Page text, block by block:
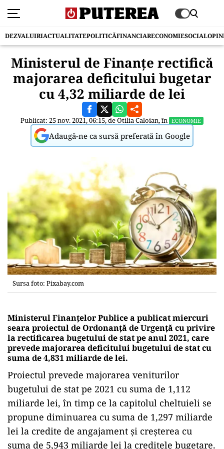
DEZVALUIRIACTUALITATEPOLITICĂFINANCIARECONOMIESOCIAL
Ministerul de Finanțe rectifică
majorarea deficitului bugetar
cu 4,32 miliarde de lei
Publicat: 25 nov. 2021, 06:15, deOtilia Caloian, în ECONOMIE
Adaugă-ne ca sursă preferată în Google
Sursa foto: Pixabay.com
Ministerul Finanţelor Publice a publicat miercuri
seara proiectul de Ordonanţă de Urgenţă cu privire
la rectificarea bugetului de stat pe anul 2021, care
prevede majorarea deficitului bugetului de stat cu
suma de 4,831 miliarde de lei.
Proiectul prevede majorarea veniturilor
bugetului de stat pe 2021 cu suma de 1,112
miliarde lei, în timp ce la capitolul cheltuieli se
propune diminuarea cu suma de 1,297 miliarde
lei la credite de angajament şi creşterea cu
suma de 5,943 miliarde lei la creditele bugetare.